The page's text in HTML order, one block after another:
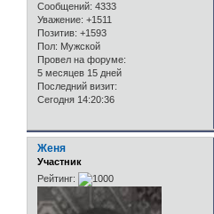
Сообщений: 4333
Уважение: +1511
Позитив: +1593
Пол: Мужской
Провел на форуме:
5 месяцев 15 дней
Последний визит:
Сегодня 14:20:36
Женя
Участник
Рейтинг: